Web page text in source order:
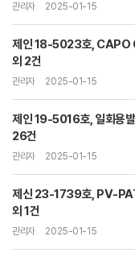
관리자 2025-01-15
제인 18-5023호, CAPO
외 2건
관리자 2025-01-15
제인 19-5016호, 일회용
26건
관리자 2025-01-15
제신 23-1739호, PV-
외 1건
관리자 2025-01-15